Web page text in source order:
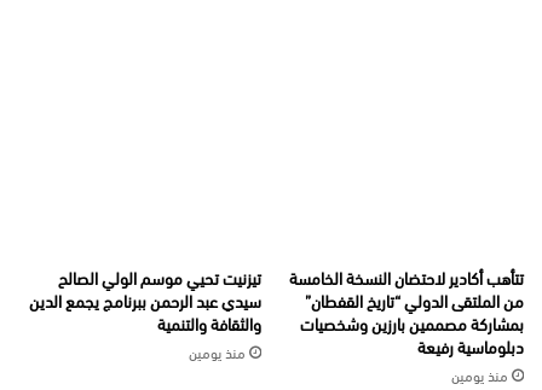
تتأهب أكادير لاحتضان النسخة الخامسة
من الملتقى الدولي “تاريخ القفطان”
بمشاركة مصممين بارزين وشخصيات
دبلوماسية رفيعة
منذ يومين
تيزنيت تحيي موسم الولي الصالح
سيدي عبد الرحمن ببرنامج يجمع الدين
والثقافة والتنمية
منذ يومين